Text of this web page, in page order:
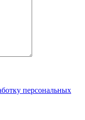
персональных